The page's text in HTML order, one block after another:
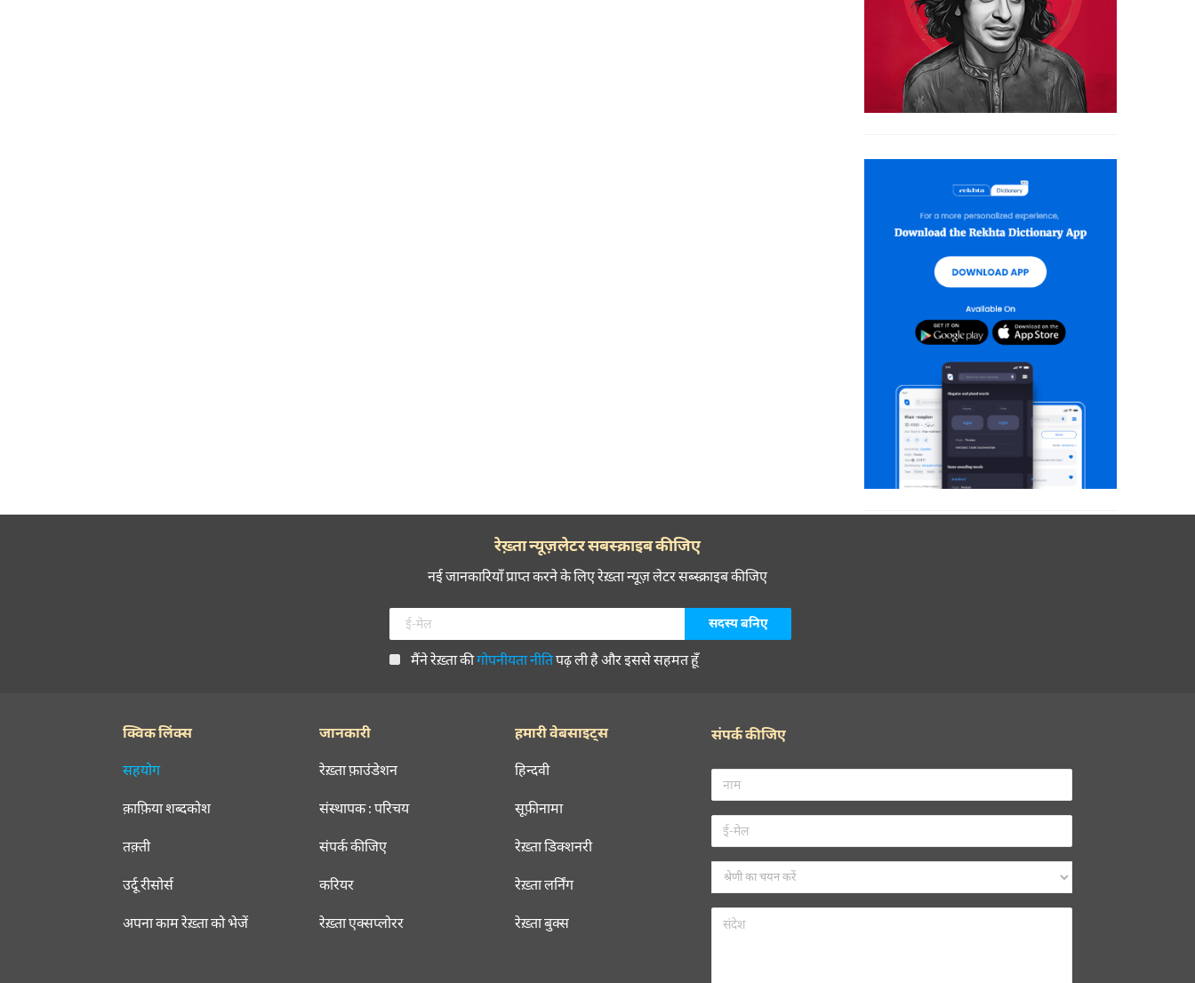
रेख़्ता न्यूज़लेटर सबस्क्राइब कीजिए
नई जानकारियाँ प्राप्त करने के लिए रेख़्ता न्यूज़ लेटर सब्स्क्राइब कीजिए
मैंने रेख़्ता कीगोपनीयता नीतिपढ़ ली है और इससे सहमत हूँ
क्विक लिंक्स
सहयोग
क़ाफ़िया शब्दकोश
तक़्ती
उर्दू रीसोर्स
अपना काम रेख़्ता को भेजें
जानकारी
रेख़्ता फ़ाउंडेशन
संस्थापक : परिचय
संपर्क कीजिए
करियर
रेख़्ता एक्सप्लोरर
हमारी वेबसाइट्स
हिन्दवी
सूफ़ीनामा
रेख़्ता डिक्शनरी
रेख़्ता लर्निंग
रेख़्ता बुक्स
संपर्क कीजिए